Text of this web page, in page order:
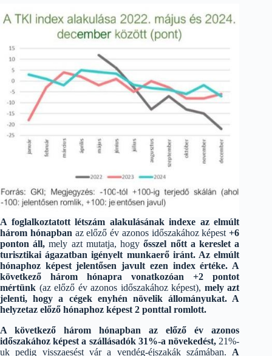
A foglalkoztatott létszám alakulásának indexe az elmúlt
három hónapban az előző év azonos időszakához képest+6
ponton áll, mely azt mutatja, hogy ősszel nőtt a kereslet a
turisztikai ágazatban igényelt munkaerő iránt. Az elmúlt
hónaphoz képest jelentősen javult ezen index értéke. A
következő három hónapra vonatkozóan +2 pontot
mértünk (az előző év azonos időszakához képest), mely azt
jelenti, hogy a cégek enyhén növelik állományukat. A
helyzetaz előző hónaphoz képest 2 ponttal romlott.
A következő három hónapban az előző év azonos
időszakához képest a szállásadók 31%-a növekedést, 21%-
uk pedig visszaesést vár a vendég-éjszakák számában. A